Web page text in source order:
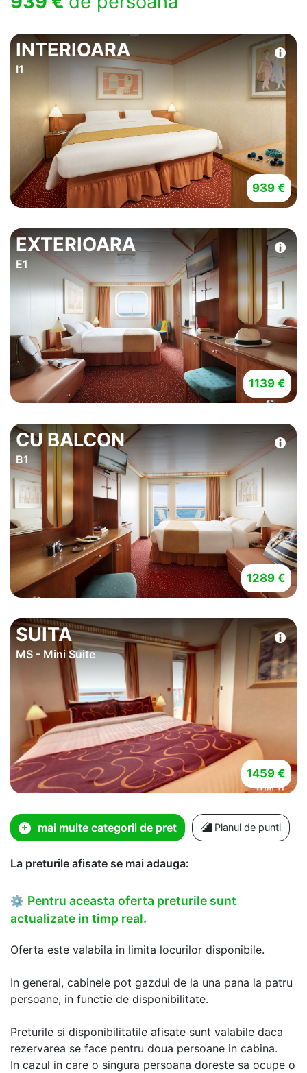
INTERIOARA
I1
939 €
EXTERIOARA
E1
1139 €
CU BALCON
B1
1289 €
SUITA
MS - Mini Suite
1459 €
mai multe categorii de pret Planul de punti
La preturile afisate se mai adauga:
⚙ Pentru aceasta oferta preturile sunt
actualizate in timp real.
Oferta este valabila in limita locurilor disponibile.
In general, cabinele pot gazdui de la una pana la patru
persoane, in functie de disponibilitate.
Preturile si disponibilitatile afisate sunt valabile daca
rezervarea se face pentru doua persoane in cabina.
In cazul in care o singura persoana doreste sa ocupe o